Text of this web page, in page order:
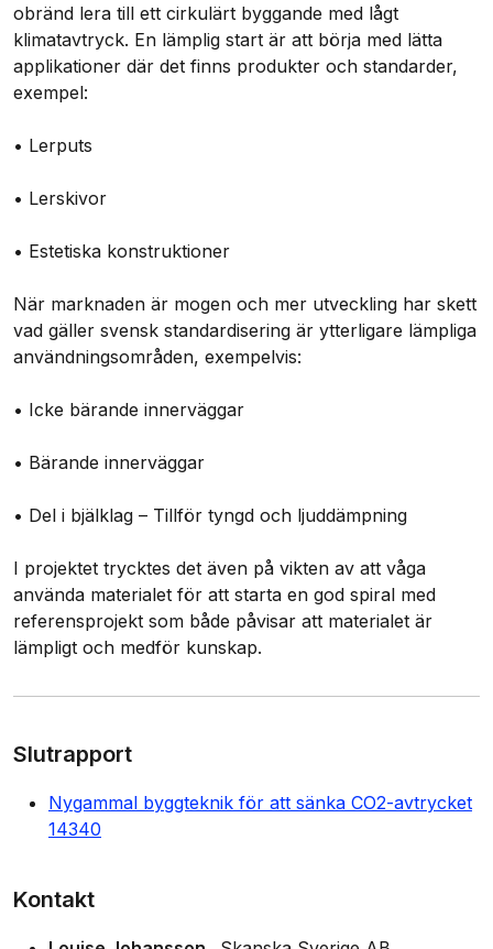
obränd lera till ett cirkulärt byggande med lågt
klimatavtryck. En lämplig start är att börja med lätta
applikationer där det finns produkter och standarder,
exempel:
• Lerputs
• Lerskivor
• Estetiska konstruktioner
När marknaden är mogen och mer utveckling har skett
vad gäller svensk standardisering är ytterligare lämpliga
användningsområden, exempelvis:
• Icke bärande innerväggar
• Bärande innerväggar
• Del i bjälklag – Tillför tyngd och ljuddämpning
I projektet trycktes det även på vikten av att våga
använda materialet för att starta en god spiral med
referensprojekt som både påvisar att materialet är
lämpligt och medför kunskap.
Slutrapport
Nygammal byggteknik för att sänka CO2-avtrycket
14340
Kontakt